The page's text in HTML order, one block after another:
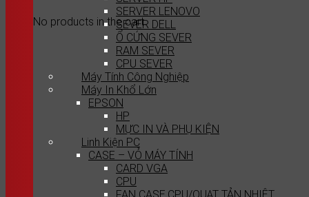
No products in the cart.
SERVER LENOVO
SEVER DELL
Ổ CỨNG SEVER
RAM SEVER
CPU SEVER
Máy Tính Công Nghiệp
Máy In Khổ Lớn
EPSON
HP
MỰC IN VÀ PHỤ KIỆN
Linh Kiện PC
CASE – VỎ MÁY TÍNH
CARD VGA
CPU